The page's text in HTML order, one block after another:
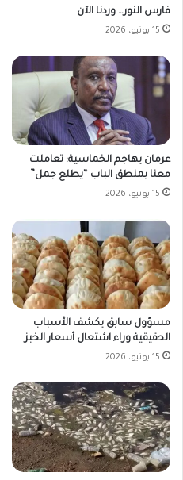
فارس النور… وردنا الآن
15 يونيو، 2026
عرمان يهاجم الخماسية: تعاملت
معنا بمنطق الباب “يطلع جمل”
15 يونيو، 2026
مسؤول سابق يكشف الأسباب
الحقيقية وراء اشتعال أسعار الخبز
15 يونيو، 2026